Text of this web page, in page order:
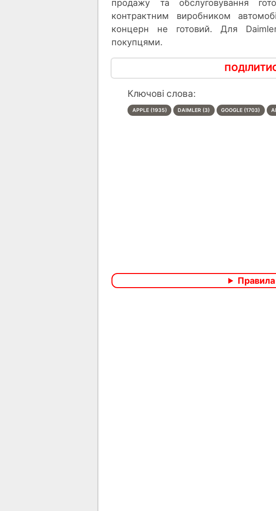
продажу та обслуговування
контрактним виробником
концерн не готовий. Для
покупцями.
Ключові слова:
APPLE (1935) DAIMLER (3) GOOGLE (1703)